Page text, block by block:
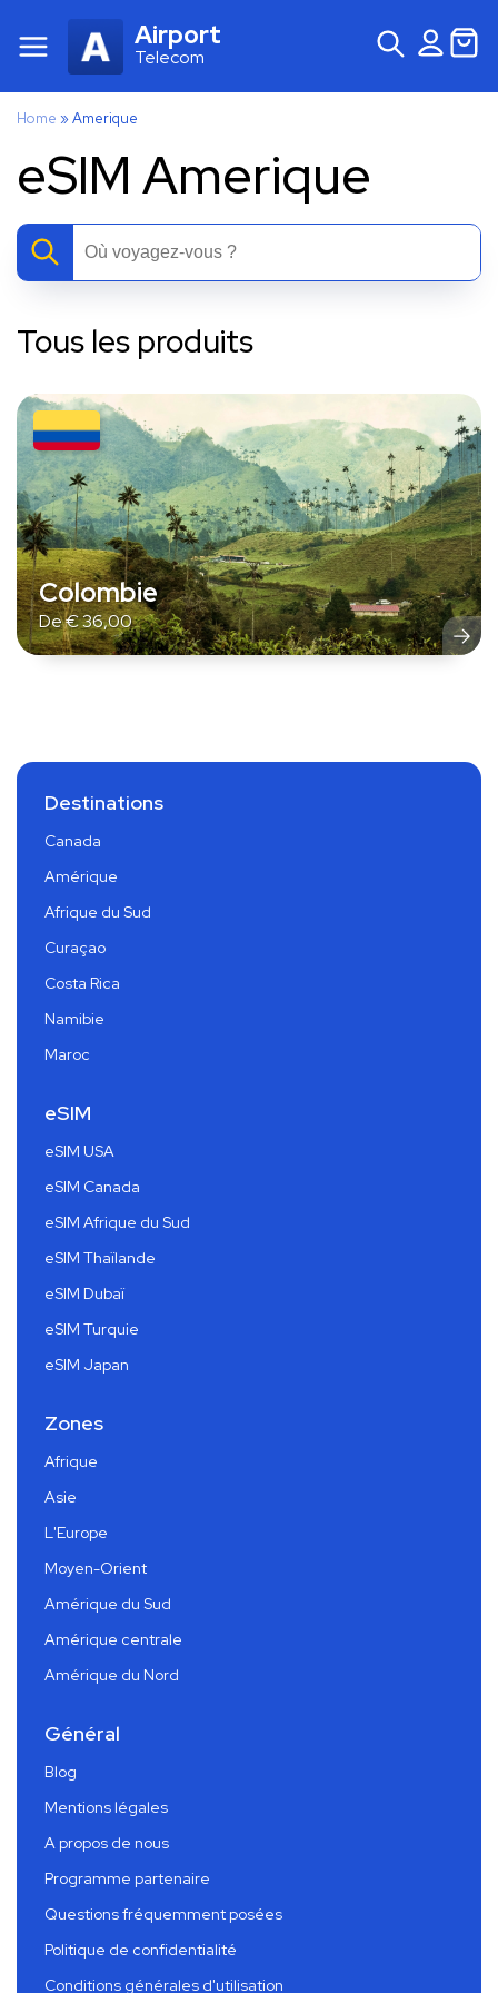
Airport
Telecom
Home »Amerique
eSIM Amerique
Tous les produits
Colombie
De€36,00
Destinations
Canada
Amérique
Afrique du Sud
Curaçao
Costa Rica
Namibie
Maroc
eSIM
eSIM USA
eSIM Canada
eSIM Afrique du Sud
eSIM Thaïlande
eSIM Dubaï
eSIM Turquie
eSIM Japan
Zones
Afrique
Asie
L'Europe
Moyen-Orient
Amérique du Sud
Amérique centrale
Amérique du Nord
Général
Blog
Mentions légales
A propos de nous
Programme partenaire
Questions fréquemment posées
Politique de confidentialité
Conditions générales d'utilisation